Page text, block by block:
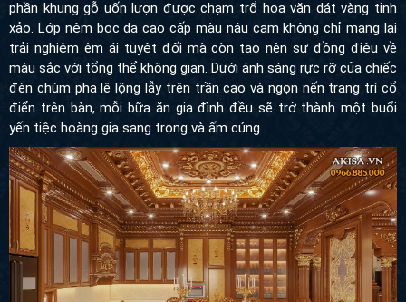
trải nghiệm êm ái tuyệt đối mà còn tạo nên sự đồng điệu về màu
sắc với tổng thể không gian. Dưới ánh sáng rực rỡ của chiếc đèn
chùm pha lê lộng lẫy trên trần cao và ngọn nến trang trí cổ điển
trên bàn, mỗi bữa ăn gia đình đều sẽ trở thành một buổi yến tiệc
hoàng gia sang trọng và ấm cúng.